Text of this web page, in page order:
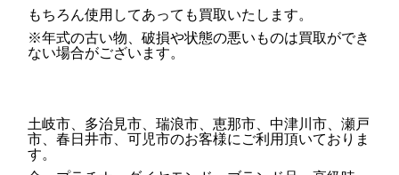
もちろん使用してあっても買取いたします。
※年式の古い物、破損や状態の悪いものは買取ができ
ない場合がございます。
土岐市、多治見市、瑞浪市、恵那市、中津川市、瀬戸
市、春日井市、可児市のお客様にご利用頂いておりま
す。